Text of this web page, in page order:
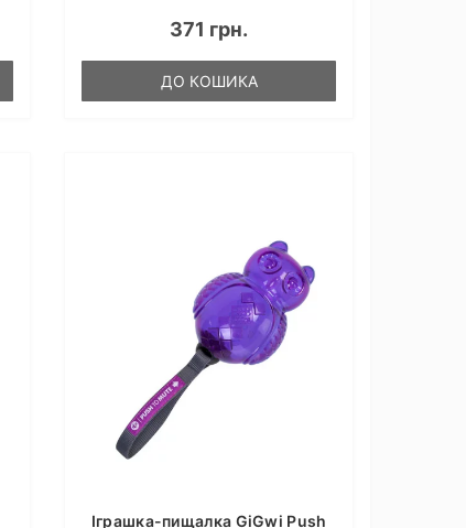
371 грн.
ДО КОШИКА
Іграшка-пищалка GiGwi Push